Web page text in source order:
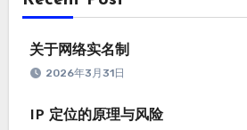
关于网络实名制
2026年3月31日
IP 定位的原理与风险